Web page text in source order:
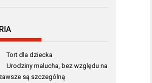
Tort dla dziecka
Urodziny malucha, bez względu na
są szczególną